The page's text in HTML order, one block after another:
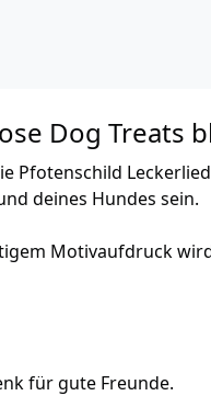
Dog Treats
Pfotenschild
deines Hundes sein.
Motivaufdruck
für gute Freunde.